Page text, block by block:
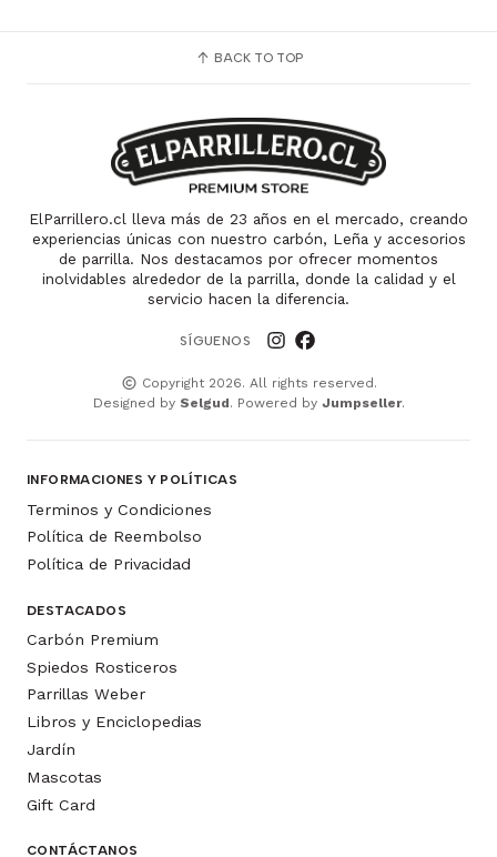
BACK TO TOP
ElParrillero.cl lleva más de 23 años en el mercado, creando
experiencias únicas con nuestro carbón, Leña y accesorios
de parrilla. Nos destacamos por ofrecer momentos
inolvidables alrededor de la parrilla, donde la calidad y el
servicio hacen la diferencia.
SÍGUENOS
Copyright 2026. All rights reserved.
Designed by Selgud. Powered by Jumpseller.
INFORMACIONES Y POLÍTICAS
Terminos y Condiciones
Política de Reembolso
Política de Privacidad
DESTACADOS
Carbón Premium
Spiedos Rosticeros
Parrillas Weber
Libros y Enciclopedias
Jardín
Mascotas
Gift Card
CONTÁCTANOS